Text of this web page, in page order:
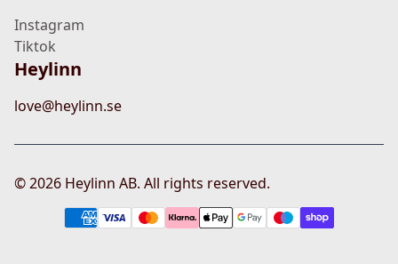
Instagram
Tiktok
Heylinn
love@heylinn.se
©2026 Heylinn AB. All rights reserved.